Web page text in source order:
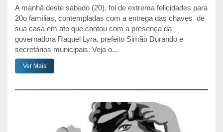
A manhã deste sábado (20), foi de extrema felicidades para
20o famílias, contempladas com a entrega das chaves de
sua casa em ato que contou com a presença da
governadora Raquel Lyra, prefeito Simão Durando e
secretários municipais. Veja o...
Ver Mais